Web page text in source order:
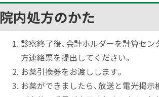
ト
ッ
院内処方のかた
診察終了後、会計ホルダーを計算セ
方連絡票を提出してください。
お薬引換券をお渡しします。
お薬ができましたら、放送と電光掲示